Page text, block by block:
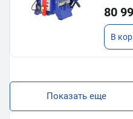
80
В
Показать еще